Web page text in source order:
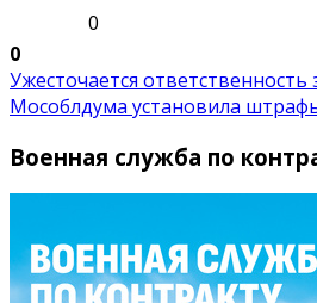
0
0
Ужесточается
Мособлдума установила
Военная служба по